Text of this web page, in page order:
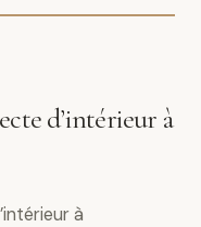
d’intérieur à
à